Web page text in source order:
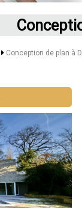
Conception de plan à